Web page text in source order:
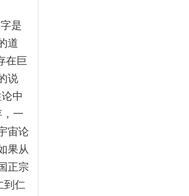
是
道
在巨
说
中
一
宙论
果从
正宗
到仁